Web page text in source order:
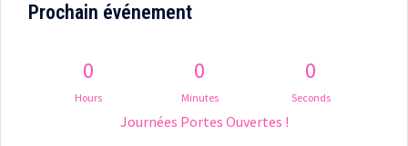
Prochain événement
0
Hours
0
Minutes
0
Seconds
Journées Portes Ouvertes !